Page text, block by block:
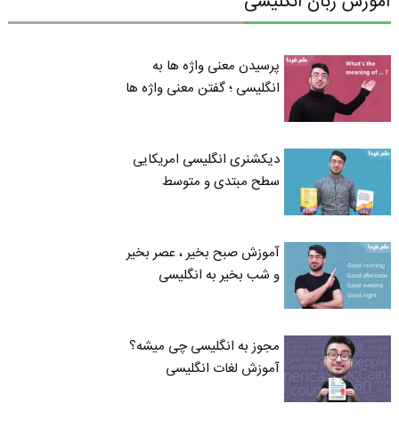
پرسیدن معنی واژه ها به
انگلیسی ؛ گفتن معنی واژه ها
دیکشنری انگلیسی امریکایی
سطح مبتدی و متوسط
آموزش صبح بخیر ، عصر بخیر
و شب بخیر به انگلیسی
مجوز به انگلیسی چی میشه؟
آموزش لغات انگلیسی